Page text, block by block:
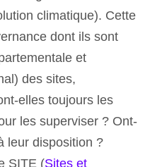
climatique). Cette
dont ils sont
et
des sites,
elles toujours les
les superviser ? Ont-
leur disposition ?
SITE (Sites et